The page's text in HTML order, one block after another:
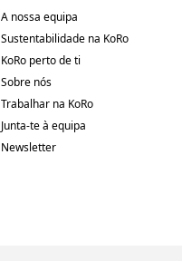
A nossa equipa
Sustentabilidade na KoRo
KoRo perto de ti
Sobre nós
Trabalhar na KoRo
Junta-te à equipa
Newsletter